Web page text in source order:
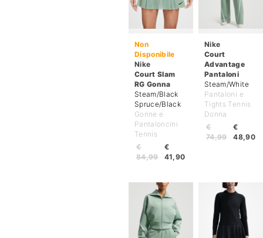
Non
Disponibile
Nike
Court Slam
RG Gonna
Steam/Black
Spruce/Black
Gonne e
Pantaloncini
Tennis
€
41,90
€
84,99
Nike
Court
Advantage
Pantaloni
Steam/White
Pantaloni e
Tights Tennis
Donna
€
48,90
€
74,99